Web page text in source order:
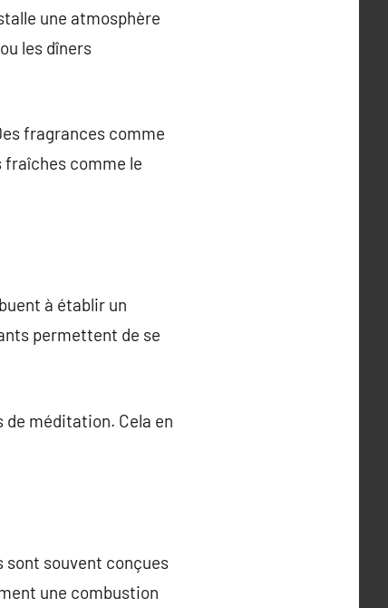
une atmosphère
les dîners
fragrances comme
fraîches comme le
à établir un
permettent de se
de méditation. Cela en
sont souvent conçues
une combustion